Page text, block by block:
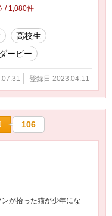
/ 1,080件
高校生
ービー
登録日 2023.04.11
106
が拾った猫が少年にな